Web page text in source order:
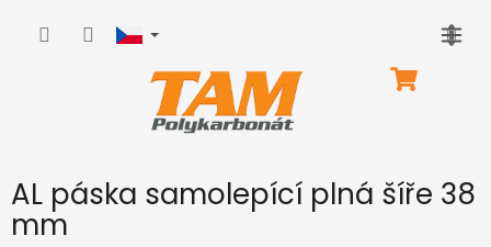
NÁKUPNÍ
AL páska samolepící plná šíře 38
mm